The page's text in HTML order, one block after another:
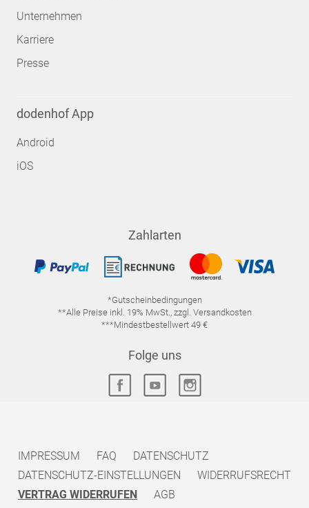
Unternehmen
Karriere
Presse
dodenhof App
Android
iOS
Zahlarten
*Gutscheinbedingungen
**Alle Preise inkl. 19% MwSt., zzgl. Versandkosten
***Mindestbestellwert 49 €
Folge uns
IMPRESSUM FAQ
DATENSCHUTZ
DATENSCHUTZ-EINSTELLUNGEN
WIDERRUFSRECHT
VERTRAG WIDERRUFEN
AGB